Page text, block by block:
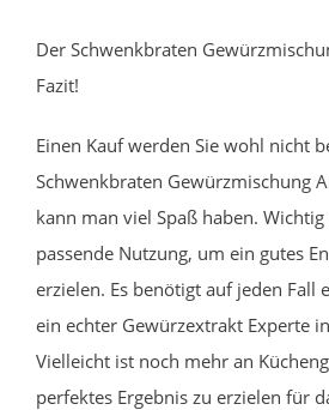
Der Schwenkbraten
Fazit!
Einen Kauf werden Sie wohl nicht
Schwenkbraten Gewürzmischung
kann man viel Spaß haben.
passende Nutzung, um ein gutes
erzielen. Es benötigt auf jeden Fall
ein echter Gewürzextrakt Experte
Vielleicht ist noch mehr an
perfektes Ergebnis zu erzielen für